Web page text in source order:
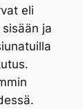
eli
ja